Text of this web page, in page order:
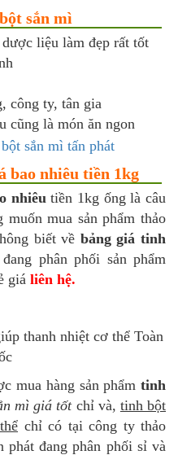
sắn mì
liệu làm đẹp rất tốt
công ty, tân gia
cũng là món ăn ngon
nhiêu tiền 1kg
nhiêu tiền 1kg ống là câu
mua sản phẩm thảo
biết về bảng giá tinh
phân phối sản phẩm
giá liên hệ.
mua hàng sản phẩm tinh
mì giá tốtchỉ và, tinh bột
chỉ có tại công ty thảo
phát đang phân phối sỉ và